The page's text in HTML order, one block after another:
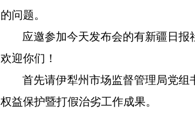
的问题。
应邀参加今天发布会的有新疆日报
欢迎你们！
首先请伊犁州市场监督管理局党组
权益保护暨打假治劣工作成果。